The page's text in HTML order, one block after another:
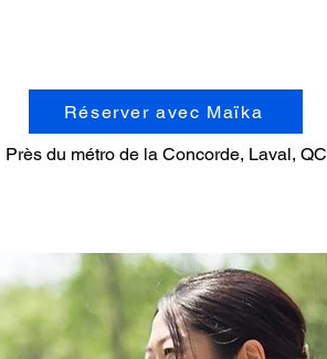
Réserver avec Maïka
Près du métro de la Concorde, Laval, QC